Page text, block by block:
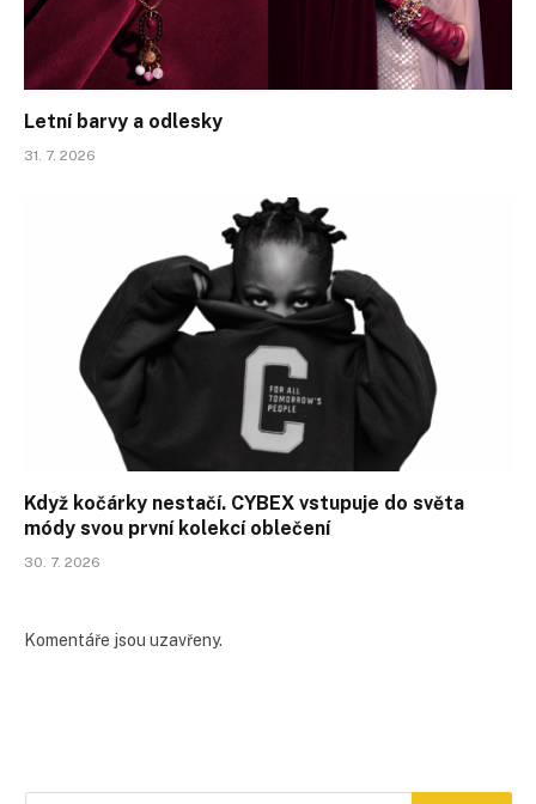
Letní barvy a odlesky
31. 7. 2026
Když kočárky nestačí. CYBEX vstupuje do světa
módy svou první kolekcí oblečení
30. 7. 2026
Komentáře jsou uzavřeny.